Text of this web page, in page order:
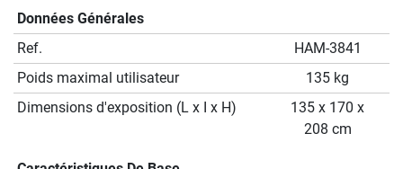
Données Générales
Ref.
HAM-3841
Poids maximal utilisateur
135 kg
Dimensions d'exposition (L x I x H)
135 x 170 x
208 cm